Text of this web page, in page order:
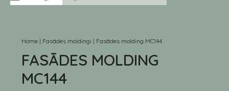
Home | Fasādes moldingi | Fasādes molding MC144
FASĀDES MOLDING
MC144